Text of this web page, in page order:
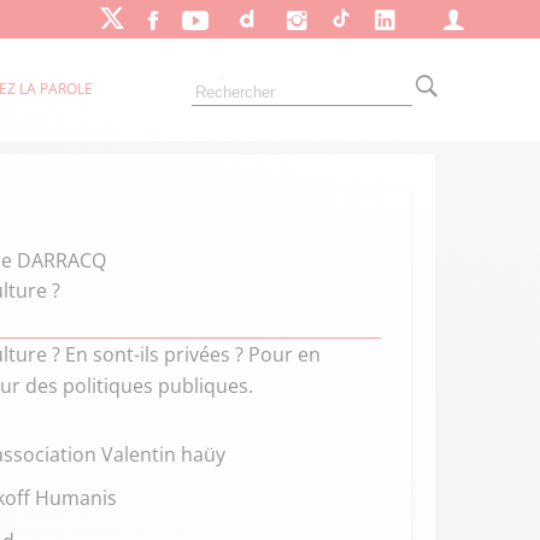
LA PAROLE
DARRACQ
?
? En sont-ils privées ? Pour en
des politiques publiques.
Valentin haüy
Humanis